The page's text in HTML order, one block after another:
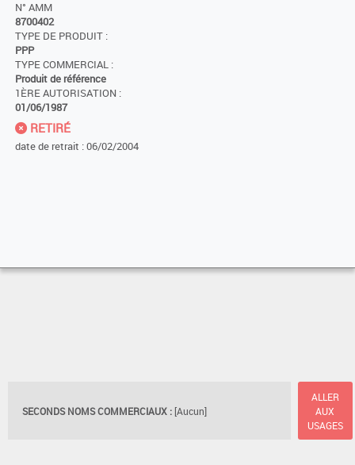
N° AMM
8700402
TYPE DE PRODUIT :
PPP
TYPE COMMERCIAL :
Produit de référence
1ÈRE AUTORISATION :
01/06/1987
RETIRÉ
date de retrait : 06/02/2004
SECONDS NOMS COMMERCIAUX : [Aucun]
ALLER
AUX
USAGES